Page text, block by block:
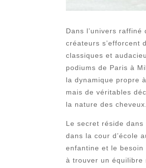
Dans l’univers
créateurs s’efforcent
classiques et
podiums de Paris à
la dynamique propre
mais de véritables
la nature des cheveux.
Le secret réside
dans la cour d’école
enfantine et le
à trouver un équilibre